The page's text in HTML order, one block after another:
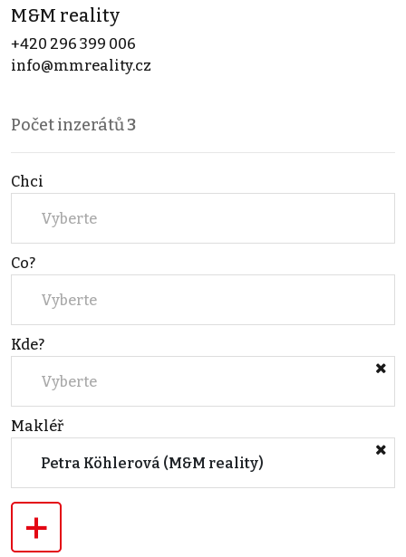
M&M reality
+420 296 399 006
info@mmreality.cz
Počet inzerátů3
Chci
Vyberte
Co?
Vyberte
Kde?
Vyberte
Makléř
Petra Köhlerová (M&M reality)
+